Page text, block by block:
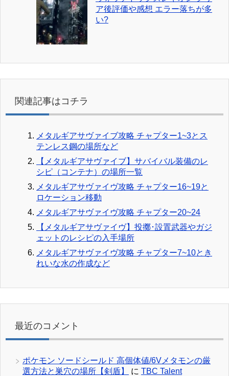
ア後評価や感想 エラー落ちが多
い?
関連記事はコチラ
メタルギアサヴァイブ攻略 チャプター1~3とス
テンレス鋼の場所など
【メタルギアサヴァイブ】サバイバル装備のレ
シピ（コンテナ）の場所一覧
メタルギアサヴァイヴ攻略 チャプター16~19と
ロケーション移動
メタルギアサヴァイヴ攻略 チャプター20~24
【メタルギアサヴァイヴ】投擲･設置武器やガジ
ェットのレシピの入手場所
メタルギアサヴァイヴ攻略 チャプター7~10とき
れいな水の作成など
最近のコメント
ポケモン ソードシールド 高個体値/6Vメタモンの厳
選方法と巣穴の場所【剣盾】
に TBC Talent